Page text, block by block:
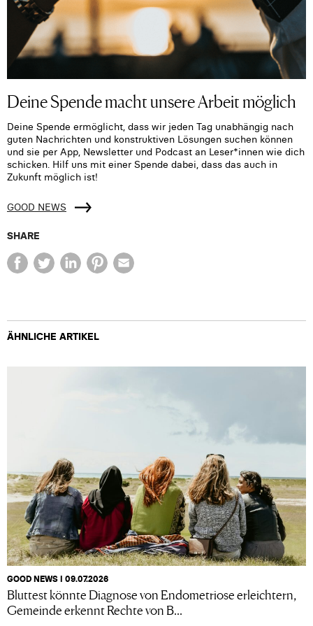
Deine Spende macht unsere Arbeit möglich
Deine Spende ermöglicht, dass wir jeden Tag unabhängig nach
guten Nachrichten und konstruktiven Lösungen suchen können
und sie per App, Newsletter und Podcast an Leser*innen wie dich
schicken. Hilf uns mit einer Spende dabei, dass das auch in
Zukunft möglich ist!
GOOD NEWS
SHARE
ÄHNLICHE ARTIKEL
GOOD NEWS I 09.07.2026
Bluttest könnte Diagnose von Endometriose erleichtern,
Gemeinde erkennt Rechte von B...